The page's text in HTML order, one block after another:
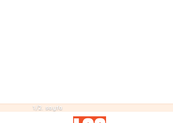
1/2. sayfa